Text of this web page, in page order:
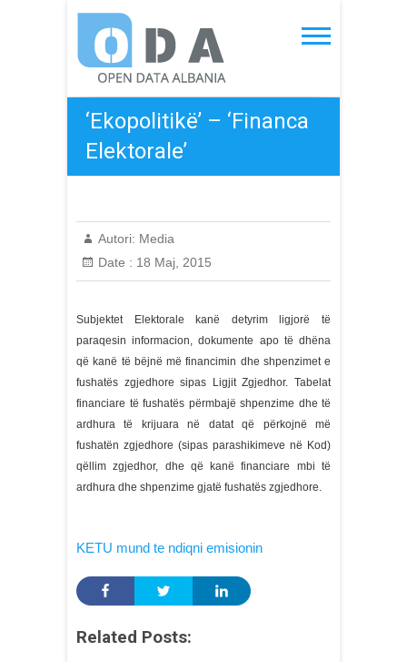
content
Open Data Albania
‘Ekopolitikë’ – ‘Financa
Elektorale’
Autori: Media
Date : 18 Maj, 2015
Subjektet Elektorale kanë detyrim ligjorë të
paraqesin informacion, dokumente apo të dhëna
që kanë të bëjnë më financimin dhe shpenzimet e
fushatës zgjedhore sipas Ligjit Zgjedhor. Tabelat
financiare të fushatës përmbajë shpenzime dhe të
ardhura të krijuara në datat që përkojnë më
fushatën zgjedhore (sipas parashikimeve në Kod)
qëllim zgjedhor, dhe që kanë financiare mbi të
ardhura dhe shpenzime gjatë fushatës zgjedhore.
KETU mund te ndiqni emisionin
Related Posts: